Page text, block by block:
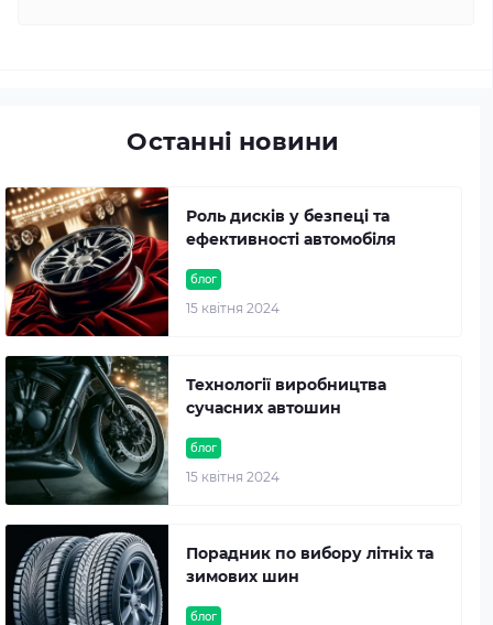
Останні новини
блог
15 квітня 2024
Роль дисків у безпеці та
ефективності автомобіля
блог
15 квітня 2024
Технології виробництва
сучасних автошин
блог
Порадник по вибору літніх та
зимових шин